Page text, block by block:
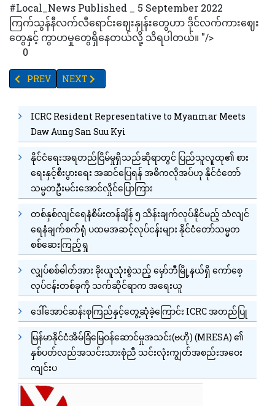
#Local_News Published _ 5 September 2022
ကြက်သွန်နီလက်လီရောင်းဈေးနှုန်းတွေဟာ ဒိုင်လက်ကားဈေး
တွေနှင့် ကွာဟမှုတွေရှိနေတယ်လို့ သိရပါတယ်။ "/>
0
PREVIOUS ARTICLE: နစက ဥက္ကဋ္ဌနှင့် အဖွဲ့ဗလက်ဒီမော့စတော့ခ်
PREV NEXT ARTICLE: TV YANGON TIMES ရဲ့နေ့စဉ်
NEXT
ICRC Resident Representative to Myanmar Meets
Daw Aung San Suu Kyi
နိုင်ငံရေးအရတည်ငြိမ်မှုရှိသည်ဆိုရာတွင် ပြည်သူလူထု၏ စား
ရေးနှင့်စီးပွားရေး အဆင်ပြေရန် အဓိကလိုအပ်ဟု နိုင်ငံတော်
သမ္မတဦးမင်းအောင်လှိုင်ပြောကြား
တစ်နှစ်လျင်ရေနံစိမ်းတန်ချိန် ၅ သိန်းချက်လုပ်နိုင်မည့် သံလျင်
ရေနံချက်စက်ရုံ ပထမအဆင့်လုပ်ငန်းများ နိုင်ငံတော်သမ္မတ
စစ်ဆေးကြည့်ရှု
လျှပ်စစ်ဓါတ်အား ခိုးယူသုံးစွဲသည့် မှော်ဘီမြို့နယ်ရှိ ကော်စေ့
လုပ်ငန်းတစ်ခုကို သက်ဆိုင်ရာက အရေးယူ
ဒေါ်အောင်ဆန်းစုကြည်နှင့်တွေ့ဆုံခဲ့ကြောင်း ICRC အတည်ပြု
မြန်မာနိုင်ငံအိမ်ခြံမြေဝန်ဆောင်မှုအသင်း(ဗဟို) (MRESA) ၏
နှစ်ပတ်လည်အသင်းသားစုံညီ သင်းလုံးကျွတ်အစည်းအဝေး
ကျင်းပ